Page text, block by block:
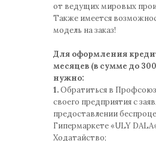
от ведущих мировых
Также имеется
модель на заказ!
Для оформления
месяцев (в сумме до
нужно:
1.Обратиться в
своего предприятия с
предоставлении
Гипермаркете «ULY
Ходатайство;